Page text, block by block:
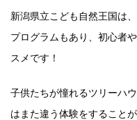
新潟県立こども自然王国は
プログラムもあり、初心者
スメです！
子供たちが憧れるツリーハ
はまた違う体験をすることが